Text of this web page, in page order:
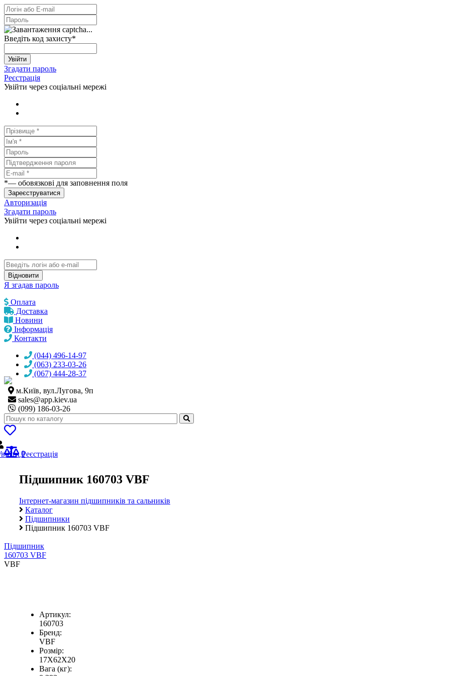
Введіть код захисту*
Увійти
Згадати пароль
Реєстрація
Увійти через соціальні мережі
*— обовязкові для заповнення поля
Зареєструватися
Авторизація
Згадати пароль
Увійти через соціальні мережі
Відновити
Я згадав пароль
Оплата
Доставка
Новини
Інформація
Контакти
(044) 496-14-97
(063) 233-03-26
(067) 444-28-37
м.Київ, вул.Лугова, 9п
sales@app.kiev.ua
(099) 186-03-26
0
Реєстрація
Підшипник 160703 VBF
Інтернет-магазин підшипників та сальників
Каталог
Підшипники
Підшипник 160703 VBF
Підшипник
160703 VBF
VBF
Артикул:
160703
Бренд:
VBF
Розмір:
17X62X20
Вага (кг):